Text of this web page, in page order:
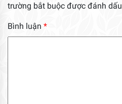
trường bắt buộc được đánh dấu
Bình luận *